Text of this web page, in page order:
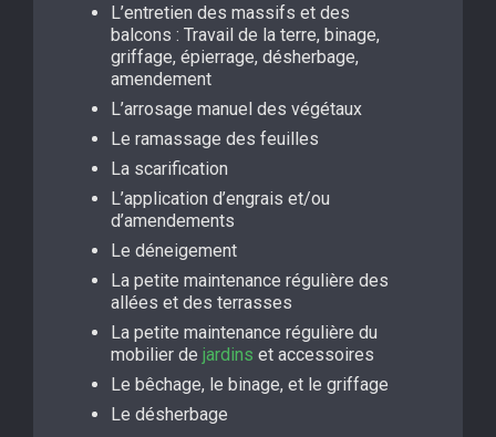
L’entretien des massifs et des
balcons : Travail de la terre, binage,
griffage, épierrage, désherbage,
amendement
L’arrosage manuel des végétaux
Le ramassage des feuilles
La scarification
L’application d’engrais et/ou
d’amendements
Le déneigement
La petite maintenance régulière des
allées et des terrasses
La petite maintenance régulière du
mobilier de jardins et accessoires
Le bêchage, le binage, et le griffage
Le désherbage